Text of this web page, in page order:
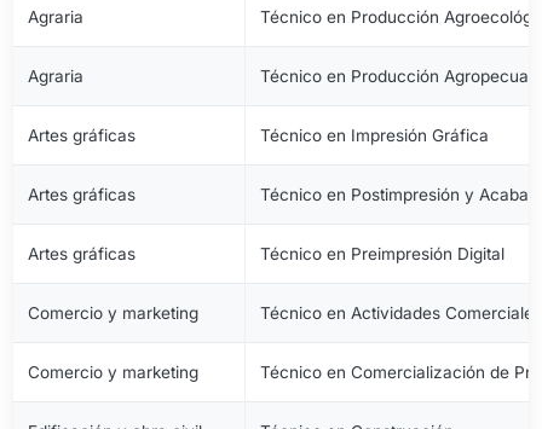
Agraria Técnico en Producción
Agraria Técnico en Producción
Artes gráficas Técnico en Impresión Gráfica
Artes gráficas Técnico en Postimpresión y
Artes gráficas Técnico en Preimpresión Digital
Comercio y marketing Técnico en Actividades Comerciales
Comercio y marketing Técnico en Comercialización de